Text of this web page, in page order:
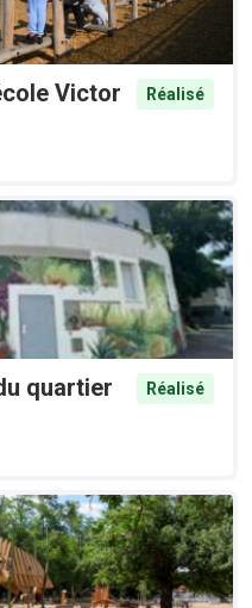
Victor
Réalisé
quartier
Réalisé